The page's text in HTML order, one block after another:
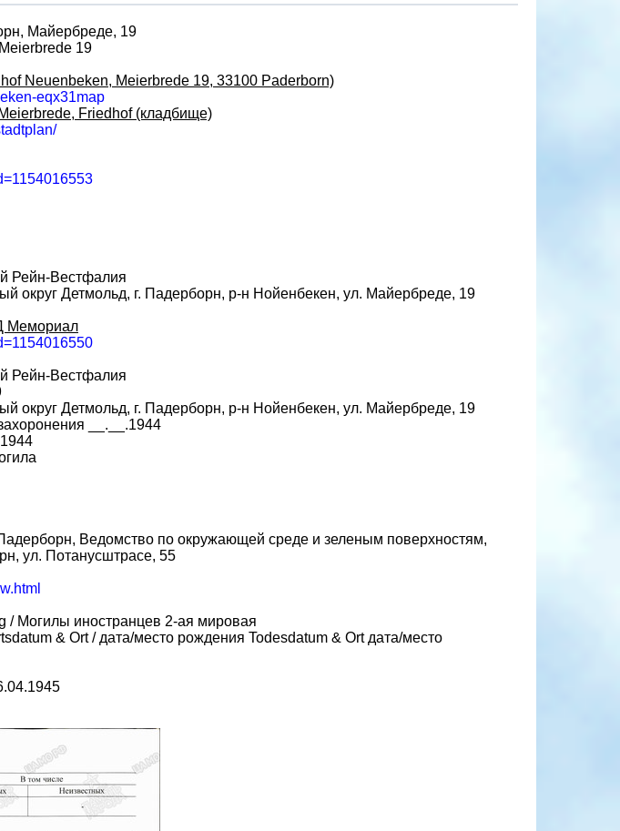
Майербреде, 19
19
Neuenbeken, Meierbrede 19, 33100 Paderborn)
eqx31map
Friedhof (кладбище)
Рейн-Вестфалия
округ Детмольд, г. Падерборн, р-н Нойенбекен, ул. Майербреде, 19
Мемориал
Рейн-Вестфалия
округ Детмольд, г. Падерборн, р-н Нойенбекен, ул. Майербреде, 19
__.__.1944
Ведомство по окружающей среде и зеленым поверхностям,
ул. Потанусштрасе, 55
/ Могилы иностранцев 2-ая мировая
& Ort / дата/место рождения Todesdatum & Ort дата/место